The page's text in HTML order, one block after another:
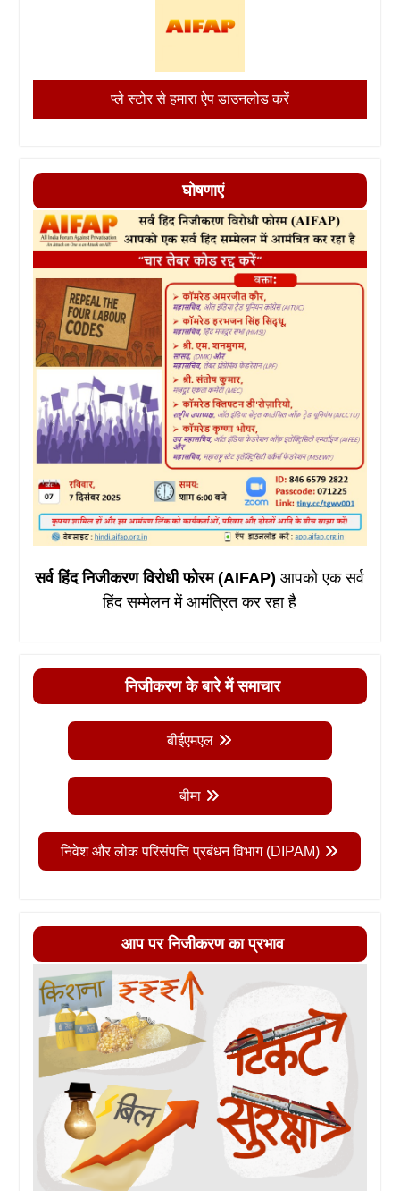
प्ले स्टोर से हमारा ऐप डाउनलोड करें
घोषणाएं
सर्व हिंद निजीकरण विरोधी फोरम (AIFAP)आपको एक सर्व
हिंद सम्मेलन में आमंत्रित कर रहा है
निजीकरण के बारे में समाचार
बीईएमएल
बीमा
निवेश और लोक परिसंपत्ति प्रबंधन विभाग (DIPAM)
आप पर निजीकरण का प्रभाव